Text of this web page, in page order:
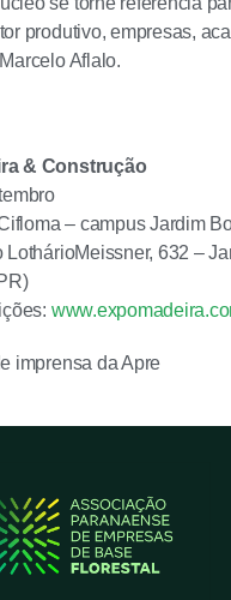
produtivo, empresas,
Aflalo.
& Construção
– campus Jardim
LothárioMeissner, 632 –
imprensa da Apre